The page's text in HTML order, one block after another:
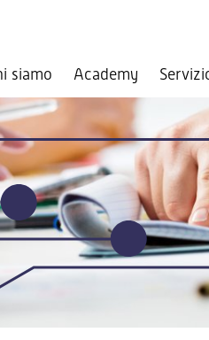
siamo Academy